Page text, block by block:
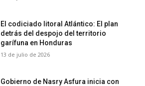
El codiciado litoral Atlántico: El plan
detrás del despojo del territorio
garífuna en Honduras
13 de julio de 2026
Gobierno de Nasry Asfura inicia con